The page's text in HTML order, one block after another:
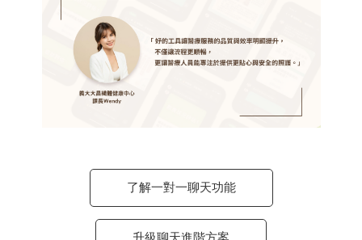
了解一對一聊天功能